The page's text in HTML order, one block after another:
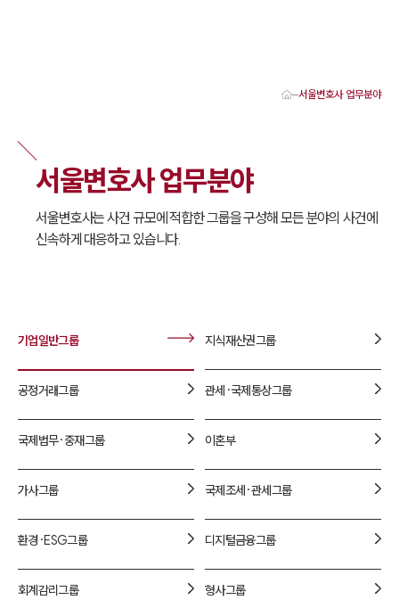
서울변호사
형사변호사
강남이혼변호사
서울학교폭력변호사
서울부동산변호사
서울음주운전·교통사고변호사
서울변호사 업무분야
1800-7905
서울변호사 업무분야
서울변호사 업무분야
서울변호사는 사건 규모에 적합한 그룹을 구성해 모든 분야의 사건에
신속하게 대응하고 있습니다.
기업일반그룹 지식재산권그룹
공정거래그룹 관세·국제통상그룹
국제법무·중재그룹 이혼부
가사그룹 국제조세·관세그룹
환경·ESG그룹 디지털금융그룹
회계감리그룹 형사그룹